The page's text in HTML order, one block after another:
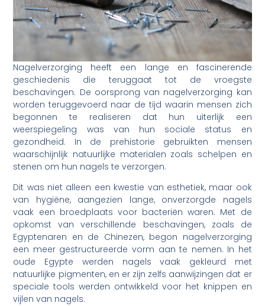
Nagelverzorging heeft een lange en fascinerende
geschiedenis die teruggaat tot de vroegste
beschavingen. De oorsprong van nagelverzorging kan
worden teruggevoerd naar de tijd waarin mensen zich
begonnen te realiseren dat hun uiterlijk een
weerspiegeling was van hun sociale status en
gezondheid. In de prehistorie gebruikten mensen
waarschijnlijk natuurlijke materialen zoals schelpen en
stenen om hun nagels te verzorgen.
Dit was niet alleen een kwestie van esthetiek, maar ook
van hygiëne, aangezien lange, onverzorgde nagels
vaak een broedplaats voor bacteriën waren. Met de
opkomst van verschillende beschavingen, zoals de
Egyptenaren en de Chinezen, begon nagelverzorging
een meer gestructureerde vorm aan te nemen. In het
oude Egypte werden nagels vaak gekleurd met
natuurlijke pigmenten, en er zijn zelfs aanwijzingen dat er
speciale tools werden ontwikkeld voor het knippen en
vijlen van nagels.